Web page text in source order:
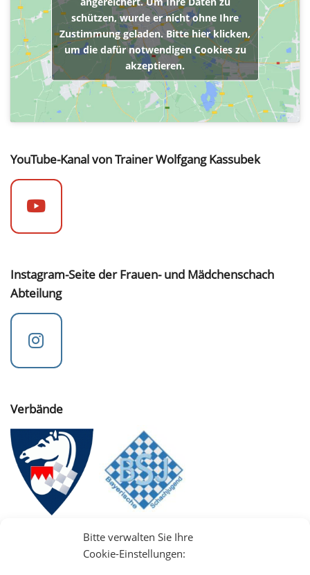
Bitte verwalten Sie Ihre
Cookie-Einstellungen:
schützen, wurde er nicht ohne Ihre
Zustimmung geladen. Bitte hier klicken,
um die dafür notwendigen Cookies zu
akzeptieren.
YouTube-Kanal von Trainer Wolfgang Kassubek
Instagram-Seite der Frauen- und Mädchenschach
Abteilung
Verbände